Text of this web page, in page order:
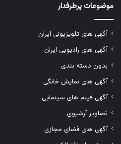
موضوعات پرطرفدار
آگهی های تلویزیونی ایران
آگهی های رادیویی ایران
بدون دسته بندی
آگهی های نمایش خانگی
آگهی فیلم های سینمایی
تصاویر آرشیوی
آگهی های فضای مجازی